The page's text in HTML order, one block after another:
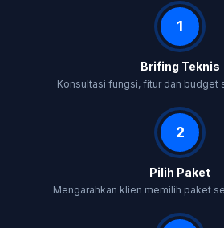
1
Brifing Teknis
Konsultasi fungsi, fitur dan budget
2
Pilih Paket
Mengarahkan klien memilih paket